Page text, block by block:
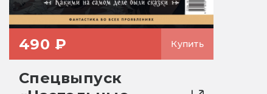
490 ₽ Купить
Спецвыпуск